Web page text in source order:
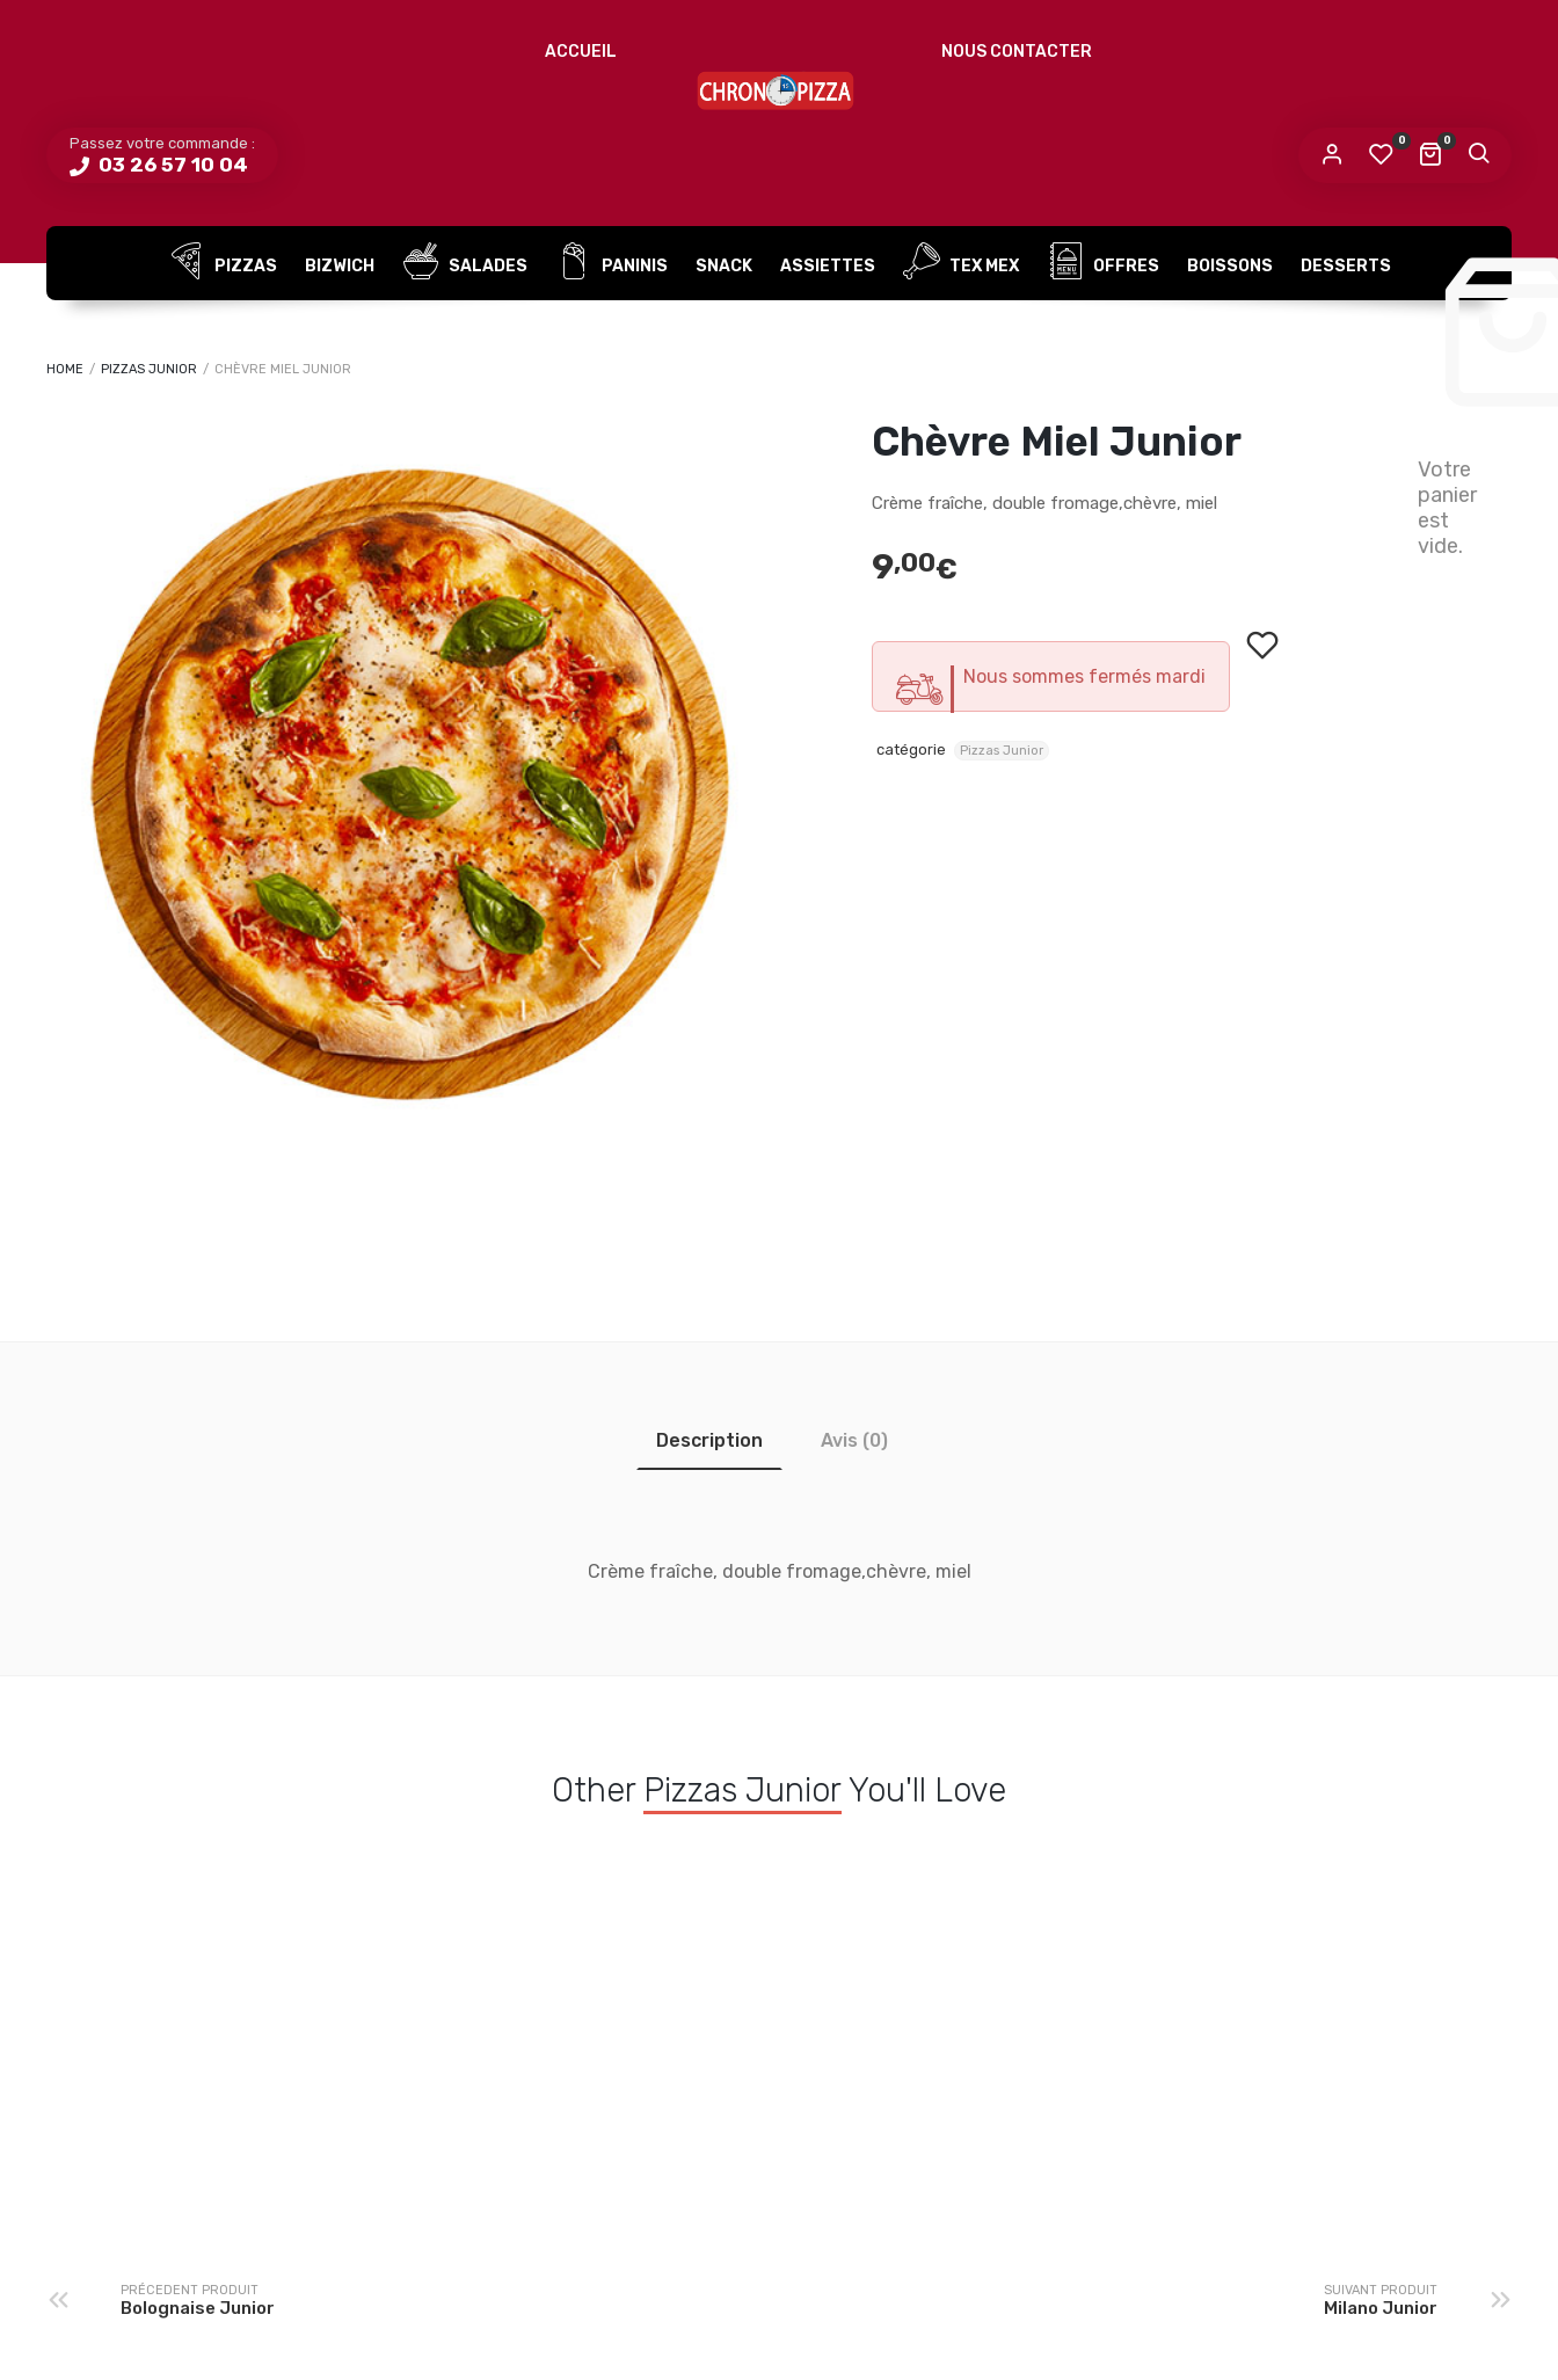
NOUS CONTACTER
ACCUEIL
Passez votre commande :
03 26 57 10 04
0
Votre
panier
est
vide.
0
Mot de passe perdu ?
Un mot de passe sera envoyé vers votre adresse
PIZZAS BIZWICH SALADES PANINIS SNACK ASSIETTES TEX MEX OFFRES BOISSONS DESSERTS
HOME / PIZZAS JUNIOR / CHÈVRE MIEL JUNIOR
Chèvre Miel Junior
Crème fraîche, double fromage,chèvre, miel
9,00€
Nous sommes fermés mardi
catégorie Pizzas Junior
Description Avis (0)
Crème fraîche, double fromage,chèvre, miel
Other Pizzas Junior You'll Love
PRÉCEDENT PRODUIT
Bolognaise Junior
SUIVANT PRODUIT
Milano Junior